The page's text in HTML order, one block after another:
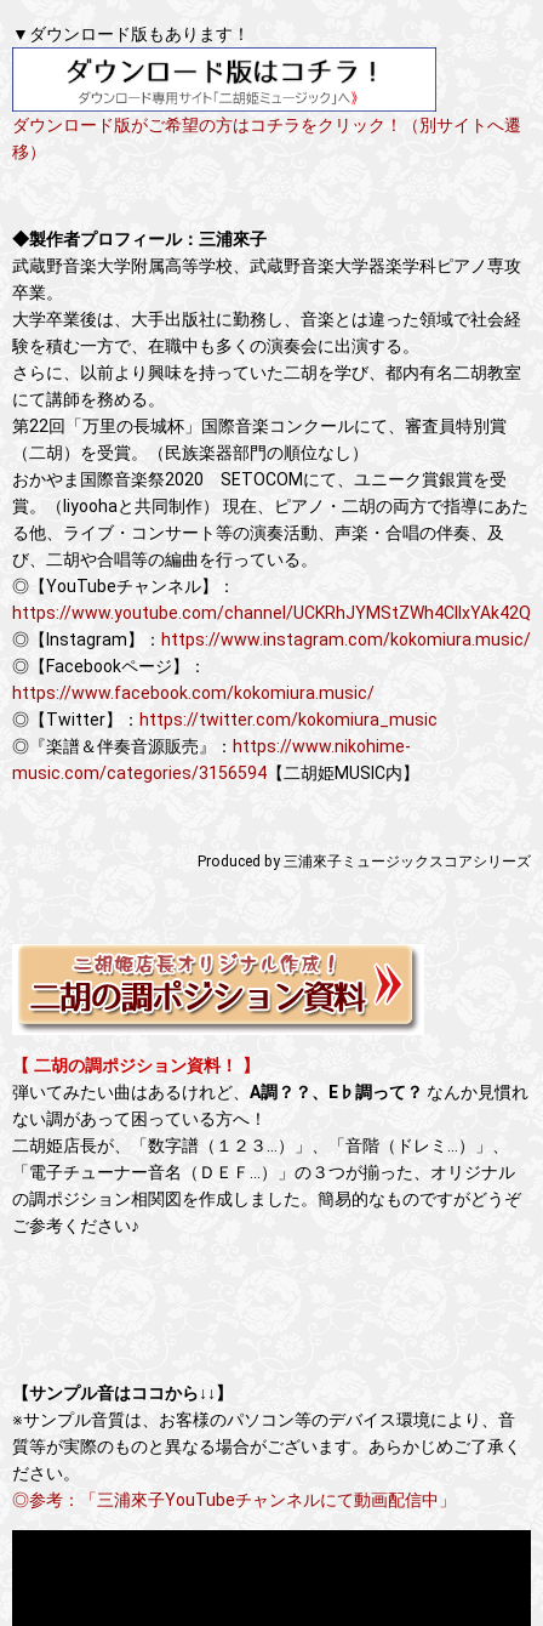
▼ダウンロード版もあります！
ダウンロード版がご希望の方はコチラをクリック！（別サイトへ遷
移）
◆製作者プロフィール：三浦來子
武蔵野音楽大学附属高等学校、武蔵野音楽大学器楽学科ピアノ専攻
卒業。
大学卒業後は、大手出版社に勤務し、音楽とは違った領域で社会経
験を積む一方で、在職中も多くの演奏会に出演する。
さらに、以前より興味を持っていた二胡を学び、都内有名二胡教室
にて講師を務める。
第22回「万里の長城杯」国際音楽コンクールにて、審査員特別賞
（二胡）を受賞。（民族楽器部門の順位なし）
おかやま国際音楽祭2020 SETOCOMにて、ユニーク賞銀賞を受
賞。（liyoohaと共同制作） 現在、ピアノ・二胡の両方で指導にあた
る他、ライブ・コンサート等の演奏活動、声楽・合唱の伴奏、及
び、二胡や合唱等の編曲を行っている。
◎【YouTubeチャンネル】：
https://www.youtube.com/channel/UCKRhJYMStZWh4CIIxYAk42Q
◎【Instagram】： https://www.instagram.com/kokomiura.music/
◎【Facebookページ】：
https://www.facebook.com/kokomiura.music/
◎【Twitter】： https://twitter.com/kokomiura_music
◎『楽譜＆伴奏音源販売』： https://www.nikohime-
music.com/categories/3156594 【二胡姫MUSIC内】
Produced by 三浦來子ミュージックスコアシリーズ
【 二胡の調ポジション資料！ 】
弾いてみたい曲はあるけれど、 A調？？、E♭調って？ なんか見慣れ
ない調があって困っている方へ！
二胡姫店長が、「数字譜（１２３…）」、「音階（ドレミ…）」、
「電子チューナー音名（ＤＥＦ…）」の３つが揃った、オリジナル
の調ポジション相関図を作成しました。簡易的なものですがどうぞ
ご参考ください♪
【サンプル音はココから↓↓】
※サンプル音質は、お客様のパソコン等のデバイス環境により、音
質等が実際のものと異なる場合がございます。あらかじめご了承く
ださい。
◎参考：「三浦來子YouTubeチャンネルにて動画配信中」